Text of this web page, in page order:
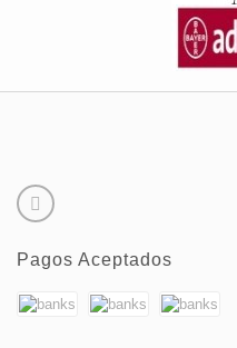
Pagos Aceptados